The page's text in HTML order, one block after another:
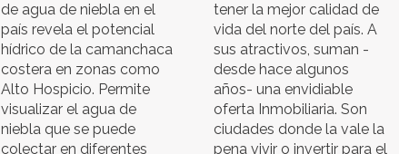
de agua de niebla en el
país revela el potencial
hídrico de la camanchaca
costera en zonas como
Alto Hospicio. Permite
visualizar el agua de
niebla que se puede
colectar en diferentes
tener la mejor calidad de
vida del norte del país. A
sus atractivos, suman -
desde hace algunos
años- una envidiable
oferta Inmobiliaria. Son
ciudades donde la vale la
pena vivir o invertir para el